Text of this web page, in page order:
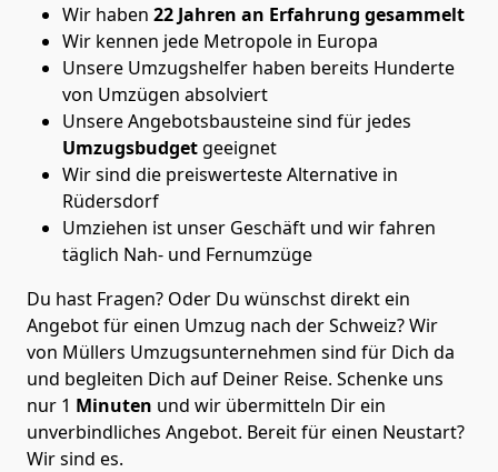
Wir haben 22 Jahren an Erfahrung gesammelt
Wir kennen jede Metropole in Europa
Unsere Umzugshelfer haben bereits Hunderte
von Umzügen absolviert
Unsere Angebotsbausteine sind für jedes
Umzugsbudgetgeeignet
Wir sind die preiswerteste Alternative in
Rüdersdorf
Umziehen ist unser Geschäft und wir fahren
täglich Nah- und Fernumzüge
Du hast Fragen? Oder Du wünschst direkt ein
Angebot für einen Umzug nach der Schweiz? Wir
von Müllers Umzugsunternehmen sind für Dich da
und begleiten Dich auf Deiner Reise. Schenke uns
nur 1 Minuten und wir übermitteln Dir ein
unverbindliches Angebot. Bereit für einen Neustart?
Wir sind es.